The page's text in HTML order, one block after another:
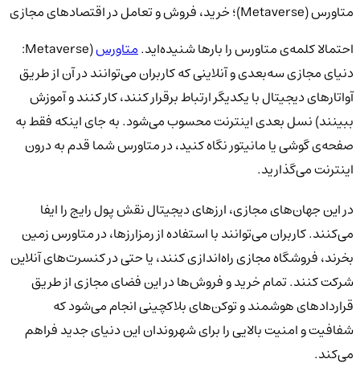
متاورس (Metaverse)؛ خرید، فروش و تعامل در اقتصادهای مجازی
احتمالا کلمه‌ی متاورس را بارها شنیده‌اید.متاورس
(Metaverse:
دنیای مجازی سه‌بعدی و آنلاینی که کاربران می‌توانند در آن از طریق
آواتارهای دیجیتال با یکدیگر ارتباط برقرار کنند، کار کنند و آموزش
ببینند) نسل بعدی اینترنت محسوب می‌شود. به جای اینکه فقط به
صفحه‌ی گوشی یا مانیتور نگاه کنید، در متاورس شما قدم به درون
اینترنت می‌گذارید.
در این جهان‌های مجازی، ارزهای دیجیتال نقش پول رایج را ایفا
می‌کنند. کاربران می‌توانند با استفاده از رمزارزها، در متاورس زمین
بخرند، فروشگاه مجازی راه‌اندازی کنند، یا حتی در کنسرت‌های آنلاین
شرکت کنند. تمام خرید و فروش‌ها در این فضای مجازی از طریق
قراردادهای هوشمند و توکن‌های بلاکچینی انجام می‌شود که
شفافیت و امنیت بالایی را برای شهروندان این دنیای جدید فراهم
می‌کند.